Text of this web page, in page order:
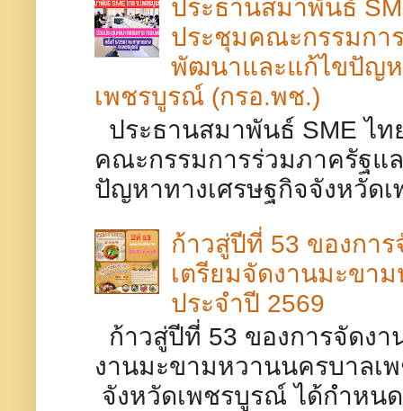
ประธานสมาพันธ์
ประชุมคณะกรรมกา
พัฒนาและแก้ไขปัญห
เพชรบูรณ์ (กรอ.พช.)
ประธานสมาพันธ์ SME ไ
คณะกรรมการร่วมภาครัฐแ
ปัญหาทางเศรษฐกิจจังหวัด
ก้าวสู่ปีที่ 53 ของกา
เตรียมจัดงานมะขา
ประจำปี 2569
ก้าวสู่ปีที่ 53 ของการจัดง
งานมะขามหวานนครบา
จังหวัดเพชรบูรณ์ ได้กำหน